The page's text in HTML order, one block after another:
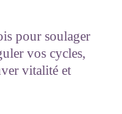
pour soulager
vos cycles,
vitalité et